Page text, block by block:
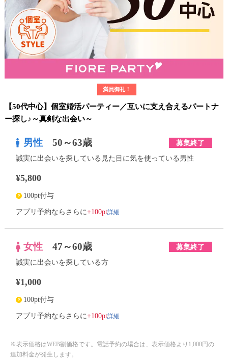
満員御礼！
【50代中心】個室婚活パーティー／互いに支え合えるパートナ
ー探し♪～真剣な出会い～
男性 50～63歳 募集終了
誠実に出会いを探している見た目に気を使っている男性
¥5,800
100pt付与
アプリ予約ならさらに+100pt詳細
女性 47～60歳 募集終了
誠実に出会いを探している方
¥1,000
100pt付与
アプリ予約ならさらに+100pt詳細
※表示価格はWEB割価格です。電話予約の場合は、表示価格より1,000円の
追加料金が発生します。